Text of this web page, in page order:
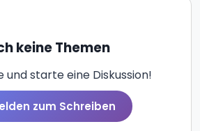
keine Themen
und starte eine Diskussion!
zum Schreiben